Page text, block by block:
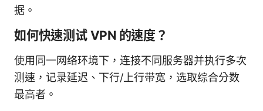
据。
如何快速测试 VPN 的速度？
使用同一网络环境下，连接不同服务器并执行多次
测速，记录延迟、下行/上行带宽，选取综合分数
最高者。